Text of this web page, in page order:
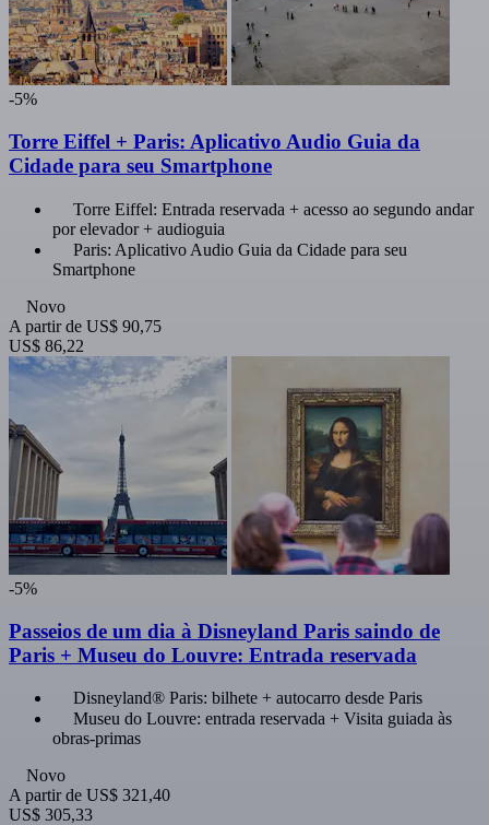
-5%
Torre Eiffel + Paris: Aplicativo Audio Guia da
Cidade para seu Smartphone
Torre Eiffel: Entrada reservada + acesso ao segundo andar
por elevador + audioguia
Paris: Aplicativo Audio Guia da Cidade para seu
Smartphone
Novo
A partir de US$ 90,75
US$ 86,22
-5%
Passeios de um dia à Disneyland Paris saindo de
Paris + Museu do Louvre: Entrada reservada
Disneyland® Paris: bilhete + autocarro desde Paris
Museu do Louvre: entrada reservada + Visita guiada às
obras-primas
Novo
A partir de US$ 321,40
US$ 305,33